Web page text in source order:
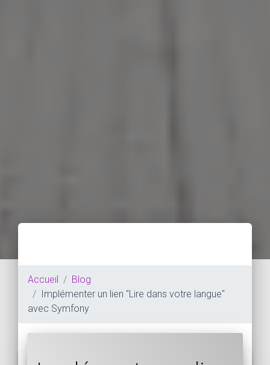
Accueil
Blog
Implémenter un lien "Lire dans votre langue"
avec Symfony